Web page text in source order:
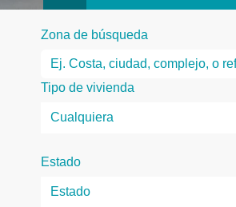
Zona de búsqueda
Tipo de vivienda
Estado